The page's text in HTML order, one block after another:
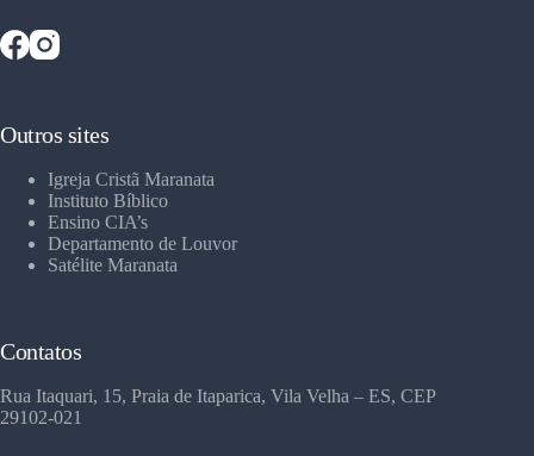
Outros sites
Igreja Cristã Maranata
Instituto Bíblico
Ensino CIA’s
Departamento de Louvor
Satélite Maranata
Contatos
Rua Itaquari, 15, Praia de Itaparica, Vila Velha – ES, CEP
29102-021